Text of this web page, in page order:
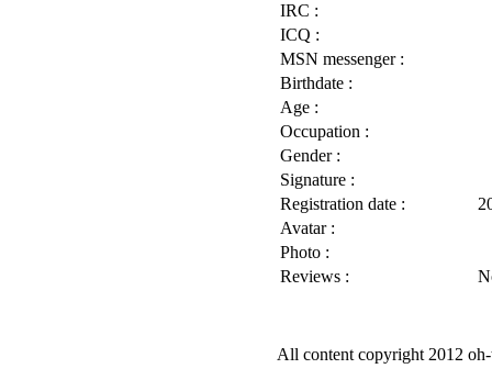
IRC :
ICQ :
MSN messenger :
Birthdate :
Age :
Occupation :
Gender :
Signature :
Registration date :
Avatar :
Photo :
Reviews :
All content copyright 2012